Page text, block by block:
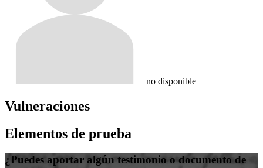
no disponible
Vulneraciones
Elementos de prueba
¿Puedes aportar algún testimonio o documento de